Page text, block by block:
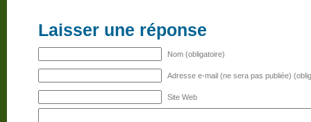
Laisser une réponse
Nom (obligatoire)
Adresse e-mail (ne sera pas publiée)
Site Web